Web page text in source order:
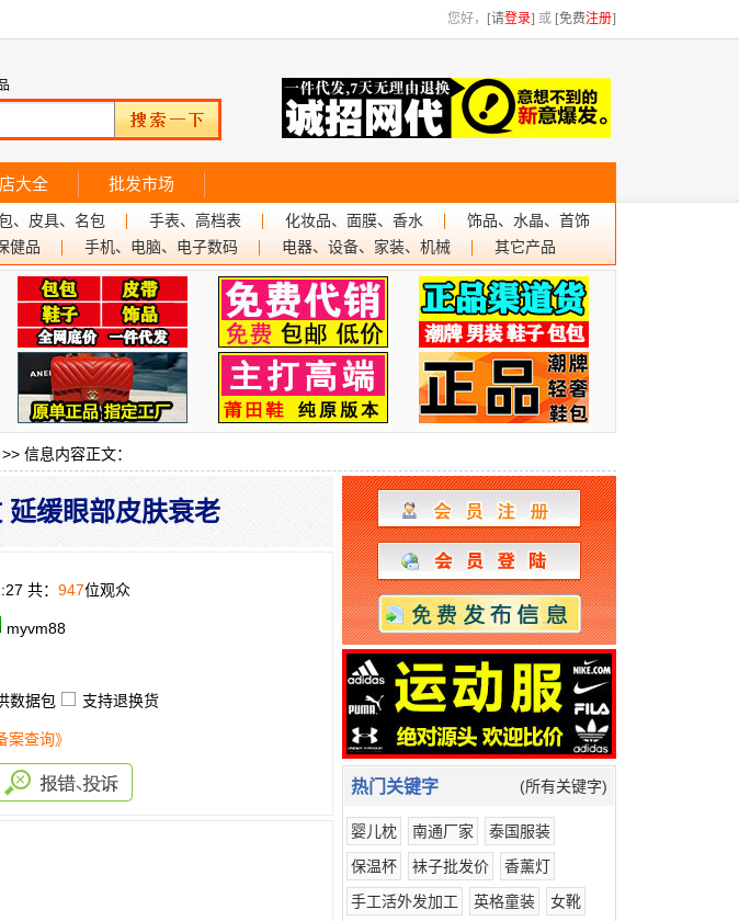
您好， [请登录] 或 [免费注册]
大全 批发市场
、皮具、名包 手表、高档表 化妆品、面膜、香水
饰品、水晶、首饰
健品 手机、电脑、电子数码 电器、设备、家装、机械 其它产品
>> 信息内容正文：
缓眼部皮肤衰老
共： 947位观众
myvm88
数据包 支持退换货
案查询》
热门关键字 (所有关键字)
婴儿枕 南通厂家
泰国服装
保温杯
袜子批发价
香薰灯
手工活外发加工
英格童装
女靴